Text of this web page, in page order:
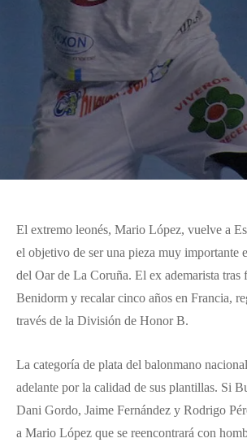
El extremo leonés, Mario López, vuelve a
el objetivo de ser una pieza muy importante
del Oar de La Coruña. El ex ademarista tras
Benidorm y recalar cinco años en Francia,
través de la División de Honor B.
La categoría de plata del balonmano
adelante por la calidad de sus plantillas. Si
Dani Gordo, Jaime Fernández y Rodrigo
a Mario López que se reencontrará con